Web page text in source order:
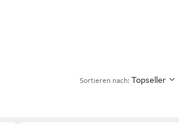
Sortieren nach: Topseller